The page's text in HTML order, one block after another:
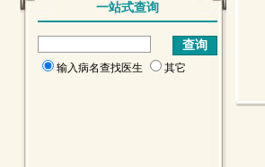
一站式查询
输入病名查找医生 其它